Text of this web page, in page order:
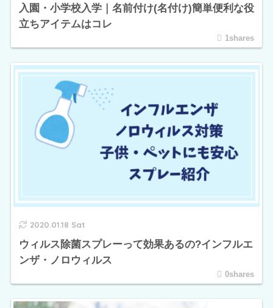
入園・小学校入学｜名前付け(名付け)簡単便利な役
立ちアイテムはコレ
1shares
2020.01.18 Sat
ウィルス除菌スプレーって効果あるの?インフルエ
ンザ・ノロウィルス
0shares